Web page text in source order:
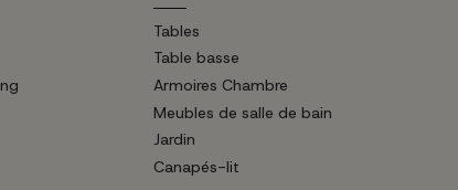
Tables
Table basse
Armoires Chambre
Meubles de salle de bain
Jardin
Canapés-lit